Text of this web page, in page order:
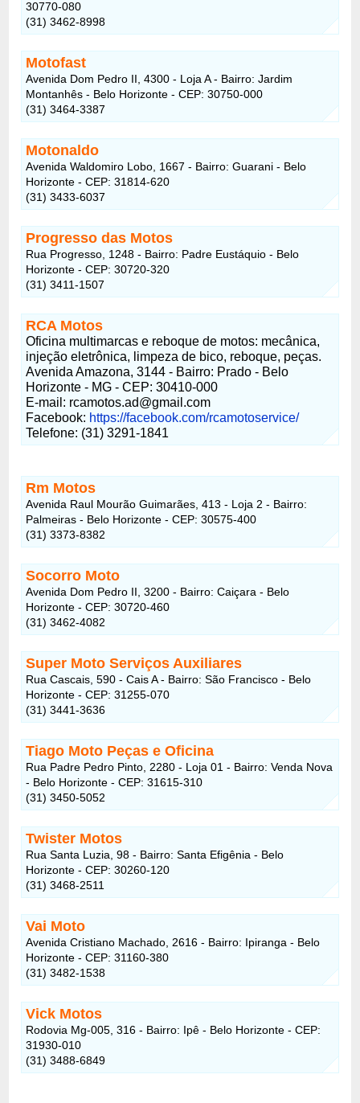
30770-080
(31) 3462-8998
Motofast
Avenida Dom Pedro II, 4300 - Loja A - Bairro: Jardim
Montanhês - Belo Horizonte - CEP: 30750-000
(31) 3464-3387
Motonaldo
Avenida Waldomiro Lobo, 1667 - Bairro: Guarani - Belo
Horizonte - CEP: 31814-620
(31) 3433-6037
Progresso das Motos
Rua Progresso, 1248 - Bairro: Padre Eustáquio - Belo
Horizonte - CEP: 30720-320
(31) 3411-1507
RCA Motos
Oficina multimarcas e reboque de motos: mecânica,
injeção eletrônica, limpeza de bico, reboque, peças.
Avenida Amazona, 3144 - Bairro: Prado - Belo
Horizonte - MG - CEP: 30410-000
E-mail: rcamotos.ad@gmail.com
Facebook: https://facebook.com/rcamotoservice/
Telefone: (31) 3291-1841
Rm Motos
Avenida Raul Mourão Guimarães, 413 - Loja 2 - Bairro:
Palmeiras - Belo Horizonte - CEP: 30575-400
(31) 3373-8382
Socorro Moto
Avenida Dom Pedro II, 3200 - Bairro: Caiçara - Belo
Horizonte - CEP: 30720-460
(31) 3462-4082
Super Moto Serviços Auxiliares
Rua Cascais, 590 - Cais A - Bairro: São Francisco - Belo
Horizonte - CEP: 31255-070
(31) 3441-3636
Tiago Moto Peças e Oficina
Rua Padre Pedro Pinto, 2280 - Loja 01 - Bairro: Venda Nova
- Belo Horizonte - CEP: 31615-310
(31) 3450-5052
Twister Motos
Rua Santa Luzia, 98 - Bairro: Santa Efigênia - Belo
Horizonte - CEP: 30260-120
(31) 3468-2511
Vai Moto
Avenida Cristiano Machado, 2616 - Bairro: Ipiranga - Belo
Horizonte - CEP: 31160-380
(31) 3482-1538
Vick Motos
Rodovia Mg-005, 316 - Bairro: Ipê - Belo Horizonte - CEP:
31930-010
(31) 3488-6849